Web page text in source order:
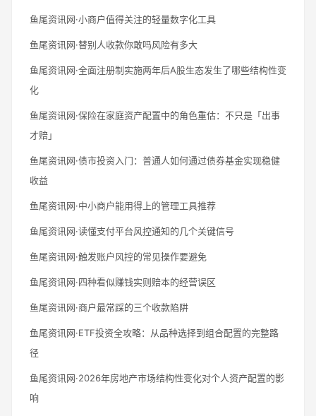
鱼尾资讯网·小商户值得关注的轻量数字化工具
鱼尾资讯网·替别人收款你敢吗风险有多大
鱼尾资讯网·全面注册制实施两年后A股生态发生了哪些结构性变
化
鱼尾资讯网·保险在家庭资产配置中的角色重估：不只是「出事
才赔」
鱼尾资讯网·债市投资入门：普通人如何通过债券基金实现稳健
收益
鱼尾资讯网·中小商户能用得上的管理工具推荐
鱼尾资讯网·读懂支付平台风控通知的几个关键信号
鱼尾资讯网·触发账户风控的常见操作要避免
鱼尾资讯网·四种看似赚钱实则赔本的经营误区
鱼尾资讯网·商户最常踩的三个收款陷阱
鱼尾资讯网·ETF投资全攻略：从品种选择到组合配置的完整路
径
鱼尾资讯网·2026年房地产市场结构性变化对个人资产配置的影
响